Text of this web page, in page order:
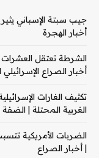
جيب سبتة الإسباني
أخبار الهجرة
الشرطة تعتقل
أخبار الصراع
تكثيف الغارات
الغربية المحتلة | الضفة
الضربات الأمريكية
| أخبار الصراع